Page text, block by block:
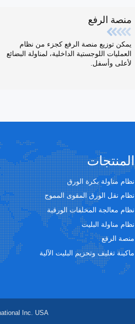
منصة الرفع
يمكن توزيع منصة الرفع كجزء من نظام
العمليات اللوجستية الداخلية، لمناولة البضائع
لأعلى وأسفل.
المنتجات
نظام مناولة بكرة الورق
نظام نقل الورق المقوى المموج
نظام معالجة المخلفات الورقية
نظام مناولة البليت
منصة الرفع
ماكينة تغليف وتحزيم البليت الآلية
Inc. USA